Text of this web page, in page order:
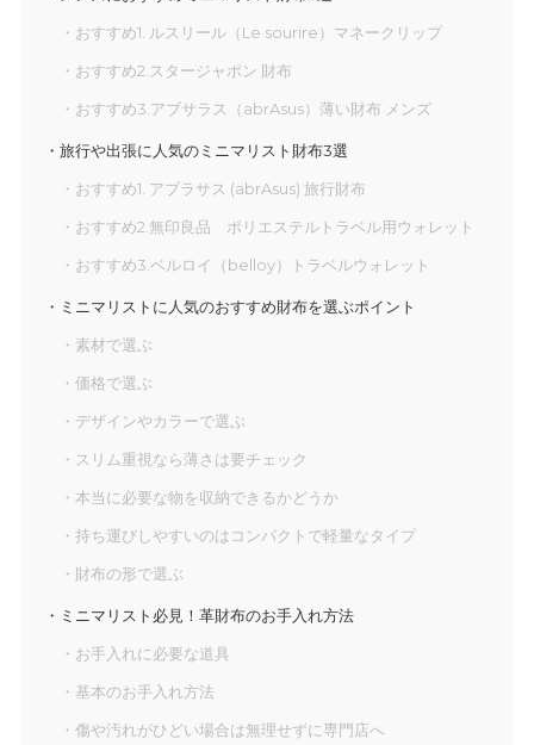
おすすめ1. ルスリール（Le sourire）マネークリップ
おすすめ2.スタージャポン 財布
おすすめ3.アブサラス（abrAsus）薄い財布 メンズ
旅行や出張に人気のミニマリスト財布3選
おすすめ1. アブラサス (abrAsus) 旅行財布
おすすめ2.無印良品 ポリエステルトラベル用ウォレット
おすすめ3.ベルロイ（belloy）トラベルウォレット
ミニマリストに人気のおすすめ財布を選ぶポイント
素材で選ぶ
価格で選ぶ
デザインやカラーで選ぶ
スリム重視なら薄さは要チェック
本当に必要な物を収納できるかどうか
持ち運びしやすいのはコンパクトで軽量なタイプ
財布の形で選ぶ
ミニマリスト必見！革財布のお手入れ方法
お手入れに必要な道具
基本のお手入れ方法
傷や汚れがひどい場合は無理せずに専門店へ